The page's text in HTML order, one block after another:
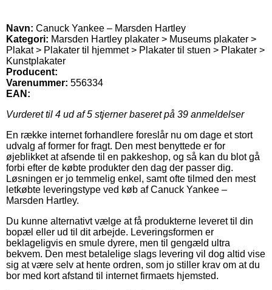
Navn: Canuck Yankee – Marsden Hartley
Kategori: Marsden Hartley plakater > Museums plakater >
Plakat > Plakater til hjemmet > Plakater til stuen > Plakater >
Kunstplakater
Producent:
Varenummer: 556334
EAN:
Vurderet til 4 ud af 5 stjerner baseret på 39 anmeldelser
En række internet forhandlere foreslår nu om dage et stort
udvalg af former for fragt. Den mest benyttede er for
øjeblikket at afsende til en pakkeshop, og så kan du blot gå
forbi efter de købte produkter den dag der passer dig.
Løsningen er jo temmelig enkel, samt ofte tilmed den mest
letkøbte leveringstype ved køb af Canuck Yankee –
Marsden Hartley.
Du kunne alternativt vælge at få produkterne leveret til din
bopæl eller ud til dit arbejde. Leveringsformen er
beklageligvis en smule dyrere, men til gengæld ultra
bekvem. Den mest betalelige slags levering vil dog altid vise
sig at være selv at hente ordren, som jo stiller krav om at du
bor med kort afstand til internet firmaets hjemsted.